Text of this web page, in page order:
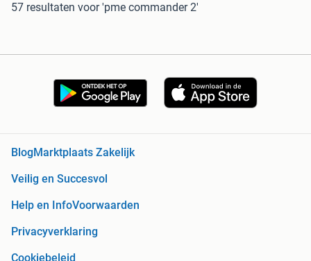
57 resultaten voor 'pme commander 2'
BlogMarktplaats Zakelijk
Veilig en Succesvol
Help en InfoVoorwaarden
Privacyverklaring
Cookiebeleid